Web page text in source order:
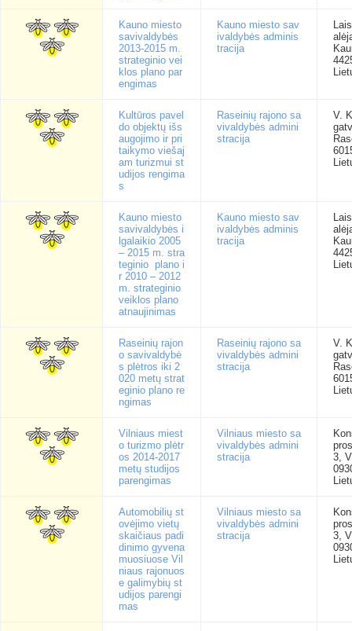
Kauno miesto
savivaldybės
2013-2015 m.
strateginio vei
klos plano par
engimas
Kauno miesto sav
ivaldybės adminis
tracija
Kultūros pavel
do objektų išs
augojimo ir pri
taikymo viešaj
am turizmui st
udijos rengima
s
Raseinių rajono sa
vivaldybės admini
stracija
V.
Kauno miesto
savivaldybės i
lgalaikio 2005
– 2015 m. stra
teginio plano i
r 2010 – 2012
m. strateginio
veiklos plano
atnaujinimas
Kauno miesto sav
ivaldybės adminis
tracija
Raseinių rajon
o savivaldybė
s plėtros iki 2
020 metų strat
eginio plano re
ngimas
Raseinių rajono sa
vivaldybės admini
stracija
V.
Vilniaus miest
o turizmo plėtr
os 2014-2017
metų studijos
parengimas
Vilniaus miesto sa
vivaldybės admini
stracija
3,
Automobilių st
ovėjimo vietų
skaičiaus padi
dinimo gyvena
muosiuose Vil
niaus rajonuos
e galimybių st
udijos parengi
mas
Vilniaus miesto sa
vivaldybės admini
stracija
3,